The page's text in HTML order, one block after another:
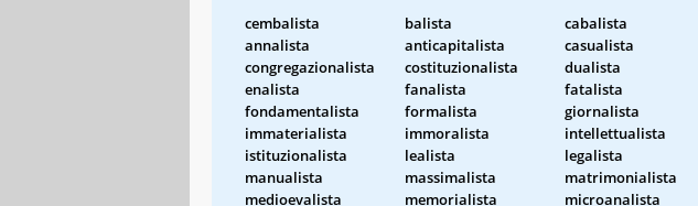
cembalista balista cabalista
annalista
anticapitalista casualista
congregazionalista
costituzionalista dualista
enalista
fanalista fatalista
fondamentalista
formalista giornalista
immaterialista
immoralista intellettualista
istituzionalista
lealista legalista
manualista
massimalista matrimonialista
medioevalista
memorialista microanalista